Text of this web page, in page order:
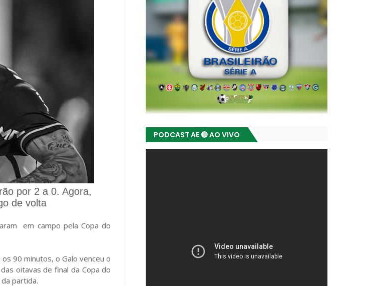
por 2 a 0. Agora,
de volta
em campo pela Copa do
90 minutos, o Galo venceu o
oitavas de final da Copa do
partida.
PODCAST AE 🔴 AO VIVO